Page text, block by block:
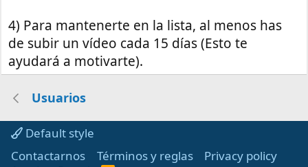
4) Para mantenerte en la lista, al menos has
de subir un vídeo cada 15 días (Esto te
ayudará a motivarte).
Usuarios
Default style
Contactarnos
Términos y reglas
Privacy policy